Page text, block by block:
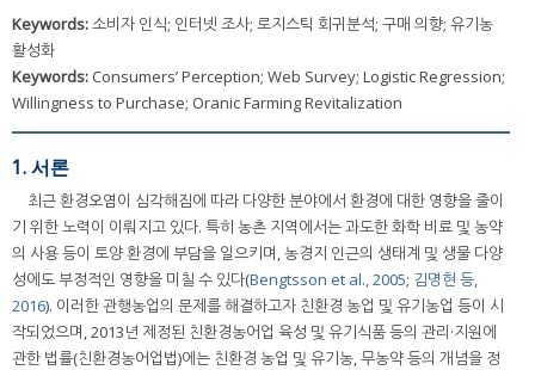
Keywords:소비자 인식; 인터넷 조사; 로지스틱 회귀분석; 구매 의향; 유기농
활성화
Keywords: Consumers’ Perception; Web Survey; Logistic Regression;
Willingness to Purchase; Oranic Farming Revitalization
1. 서론
최근 환경오염이 심각해짐에 따라 다양한 분야에서 환경에 대한 영향을 줄이
기 위한 노력이 이뤄지고 있다. 특히 농촌 지역에서는 과도한 화학 비료 및 농약
의 사용 등이 토양 환경에 부담을 일으키며, 농경지 인근의 생태계 및 생물 다양
성에도 부정적인 영향을 미칠 수 있다(Bengtsson et al., 2005; 김명현 등,
2016). 이러한 관행농업의 문제를 해결하고자 친환경 농업 및 유기농업 등이 시
작되었으며, 2013년 제정된 친환경농어업 육성 및 유기식품 등의 관리·지원에
관한 법률(친환경농어업법)에는 친환경 농업 및 유기농, 무농약 등의 개념을 정